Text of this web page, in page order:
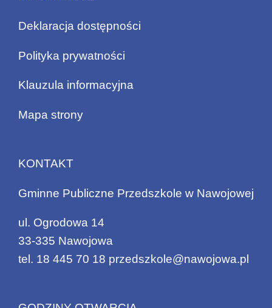
Deklaracja dostępności
Polityka prywatności
Klauzula informacyjna
Mapa strony
KONTAKT
Gminne Publiczne Przedszkole w Nawojowej
ul. Ogrodowa 14
33-335 Nawojowa
tel. 18 445 70 18 przedszkole@nawojowa.pl